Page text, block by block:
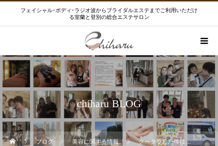
フェイシャル･ボディ･ラジオ波からブライダルエステまでご利用いただけ
る室蘭と登別の総合エステサロン
chiharu BLOG
ブログ 美容に関する情報 グ〜タラした後は…